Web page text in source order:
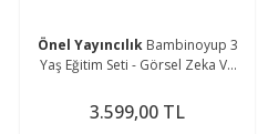
Önel Yayıncılık Bambinoyup 3
Yaş Eğitim Seti - Görsel Zeka Ve
3.599,00 TL